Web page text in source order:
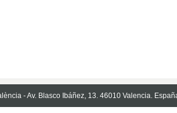
- Av. Blasco Ibáñez, 13. 46010 Valencia.